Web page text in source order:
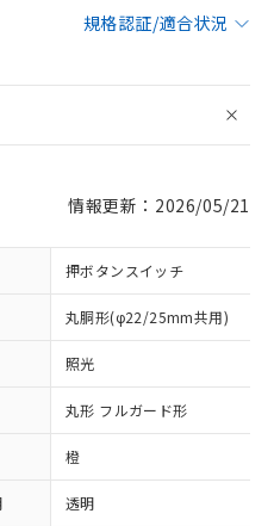
規格認証/適合状況
情報更新：2026/05/21
押ボタンスイッチ
丸胴形(φ22/25mm共用)
照光
丸形 フルガード形
橙
透明